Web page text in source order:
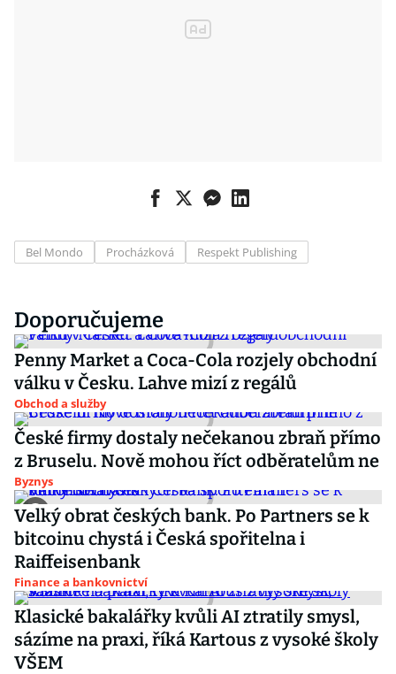
Bel Mondo Procházková Respekt Publishing
Doporučujeme
Penny Market a Coca-Cola rozjely obchodní
válku v Česku. Lahve mizí z regálů
Obchod a služby
České firmy dostaly nečekanou zbraň přímo
z Bruselu. Nově mohou říct odběratelům ne
Byznys
Velký obrat českých bank. Po Partners se k
bitcoinu chystá i Česká spořitelna i
Raiffeisenbank
Finance a bankovnictví
Klasické bakalářky kvůli AI ztratily smysl,
sázíme na praxi, říká Kartous z vysoké školy
VŠEM